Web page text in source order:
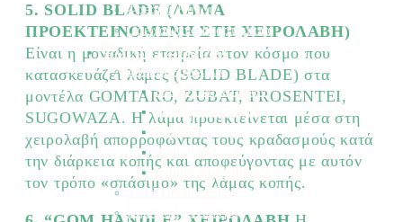
5. SOLID BLADE (ΛΑΜΑ
ΠΡΟΕΚΤΕΙΝΟΜΕΝΗ ΣΤΗ ΧΕΙΡΟΛΑΒΗ)
Είναι η μοναδική εταιρεία στον κόσμο που
κατασκευάζει λάμες (SOLID BLADE) στα
μοντέλα GOMTARO, ZUBAT, PROSENTEI,
SUGOWAZA. Η λάμα προεκτείνεται μέσα στη
χειρολαβή απορροφώντας τους κραδασμούς κατά
την διάρκεια κοπής και αποφεύγοντας με αυτόν
τον τρόπο «σπάσιμο» της λάμας κοπής.
Φρεάτια Κήπου
Ορειχάλκινα Εξαρτήματα
Φυτά – Σπόροι
Σπόροι – Βολβοί
Σπόροι Κηπευτικών
Βιολογικοί Σπόροι
Βολβοί
Σπόροι Γκαζόν
Σπόροι Λουλουδιών
Φυτά για τον Κήπο